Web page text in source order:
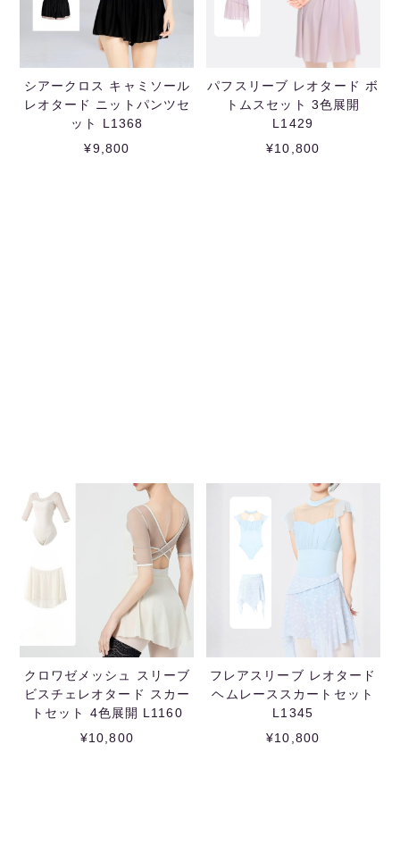
シアークロス キャミソール
レオタード ニットパンツセ
ット L1368
¥9,800
パフスリーブ レオタード ボ
トムスセット 3色展開
L1429
¥10,800
クロワゼメッシュ スリーブ
ビスチェレオタード スカー
トセット 4色展開 L1160
¥10,800
フレアスリーブ レオタード
ヘムレーススカートセット
L1345
¥10,800